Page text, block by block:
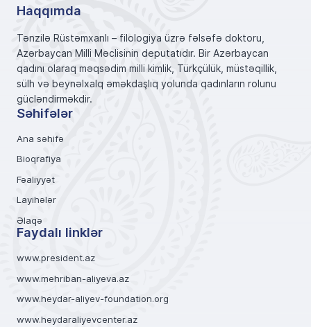
Haqqımda
Tənzilə Rüstəmxanlı – filologiya üzrə fəlsəfə doktoru,
Azərbaycan Milli Məclisinin deputatıdır. Bir Azərbaycan
qadını olaraq məqsədim milli kimlik, Türkçülük, müstəqillik,
sülh və beynəlxalq əməkdaşlıq yolunda qadınların rolunu
gücləndirməkdir.
Səhifələr
Ana səhifə
Bioqrafiya
Fəaliyyət
Layihələr
Əlaqə
Faydalı linklər
www.president.az
www.mehriban-aliyeva.az
www.heydar-aliyev-foundation.org
www.heydaraliyevcenter.az